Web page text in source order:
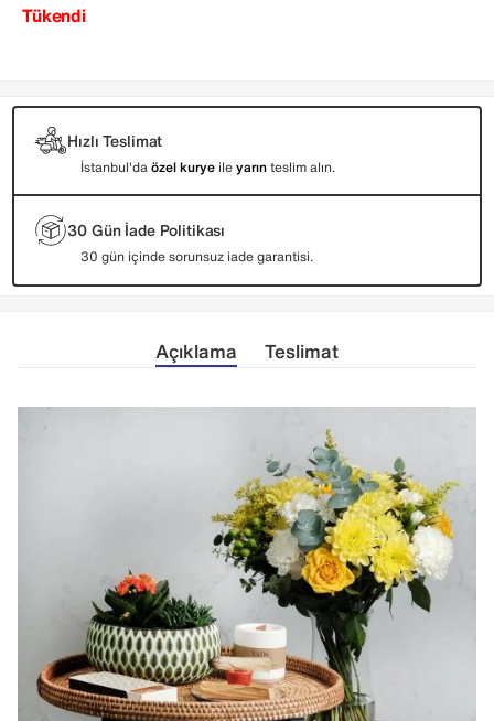
Tükendi
Hızlı Teslimat
İstanbul'daözel kurye ileyarınteslim alın.
30 Gün İade Politikası
30 gün içinde sorunsuz iade garantisi.
Açıklama Teslimat